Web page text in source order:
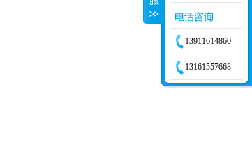
13911614860
13161557668